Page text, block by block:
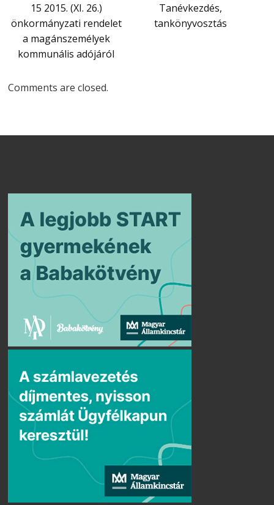
15 2015. (XI. 26.)
önkormányzati rendelet
a magánszemélyek
kommunális adójáról
Tanévkezdés,
tankönyvosztás
Comments are closed.